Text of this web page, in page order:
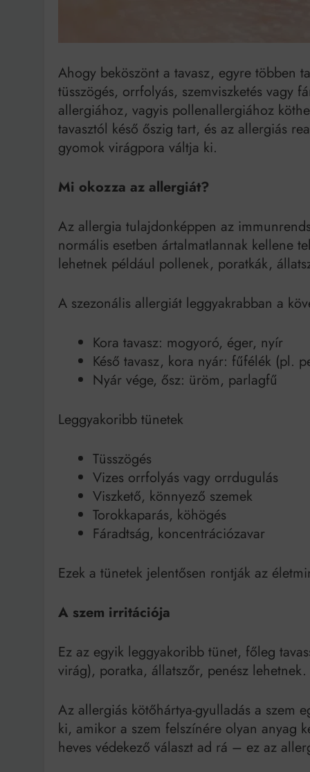
Ahogy beköszönt a tavasz, egyre többen
tüsszögés, orrfolyás, szemviszketés vagy
allergiához, vagyis pollenallergiához
tavasztól késő őszig tart, és az allergiás
gyomok virágpora váltja ki.
Mi okozza az allergiát?
Az allergia tulajdonképpen az
normális esetben ártalmatlannak kellene
lehetnek például pollenek, poratkák,
A szezonális allergiát leggyakrabban a
Kora tavasz: mogyoró, éger, nyír
Késő tavasz, kora nyár: fűfélék (pl.
Nyár vége, ősz: üröm, parlagfű
Leggyakoribb tünetek
Tüsszögés
Vizes orrfolyás vagy orrdugulás
Viszkető, könnyező szemek
Torokkaparás, köhögés
Fáradtság, koncentrációzavar
Ezek a tünetek jelentősen rontják az
A szem irritációja
Ez az egyik leggyakoribb tünet, főleg
virág), poratka, állatszőr, penész lehetnek.
Az allergiás kötőhártya-gyulladás a szem
ki, amikor a szem felszínére olyan anyag
heves védekező választ ad rá – ez az